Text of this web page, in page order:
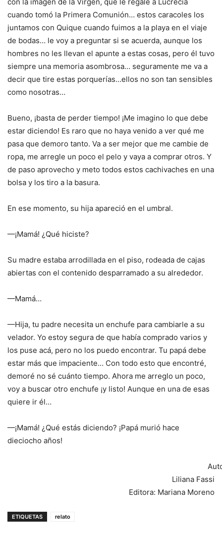
cuando tomó la Primera Comunión… estos caracoles los
juntamos con Quique cuando fuimos a la playa en el viaje
de bodas… le voy a preguntar si se acuerda, aunque los
hombres no les llevan el apunte a estas cosas, pero él tuvo
siempre una memoria asombrosa… seguramente me va a
decir que tire estas porquerías…ellos no son tan sensibles
como nosotras…
Bueno, ¡basta de perder tiempo! ¡Me imagino lo que debe
estar diciendo! Es raro que no haya venido a ver qué me
pasa que demoro tanto. Va a ser mejor que me cambie de
ropa, me arregle un poco el pelo y vaya a comprar otros. Y
de paso aprovecho y meto todos estos cachivaches en una
bolsa y los tiro a la basura.
En ese momento, su hija apareció en el umbral.
—¡Mamá! ¿Qué hiciste?
Su madre estaba arrodillada en el piso, rodeada de cajas
abiertas con el contenido desparramado a su alrededor.
—Mamá…
—Hija, tu padre necesita un enchufe para cambiarle a su
velador. Yo estoy segura de que había comprado varios y
los puse acá, pero no los puedo encontrar. Tu papá debe
estar más que impaciente… Con todo esto que encontré,
demoré no sé cuánto tiempo. Ahora me arreglo un poco,
voy a buscar otro enchufe ¡y listo! Aunque en una de esas
quiere ir él…
—¡Mamá! ¿Qué estás diciendo? ¡Papá murió hace
dieciocho años!
Liliana Fassi
Editora: Mariana Moreno
ETIQUETAS relato